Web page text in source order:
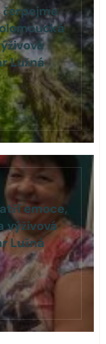
čerpejme
Lužná
emoce,
výživová
Lužná